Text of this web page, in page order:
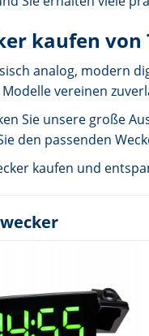
kaufen von
analog, modern
vereinen
Sie unsere große
den passenden
kaufen und